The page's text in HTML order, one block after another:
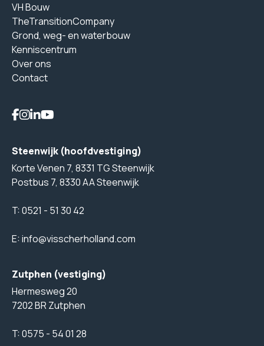
VH Bouw
TheTransitionCompany
Grond, weg- en waterbouw
Kenniscentrum
Over ons
Contact
Steenwijk (hoofdvestiging)
Korte Venen 7, 8331 TG Steenwijk
Postbus 7, 8330 AA Steenwijk
T:0521 - 51 30 42
E:info@visscherholland.com
Zutphen (vestiging)
Hermesweg 20
7202 BR Zutphen
T:0575 - 54 01 28